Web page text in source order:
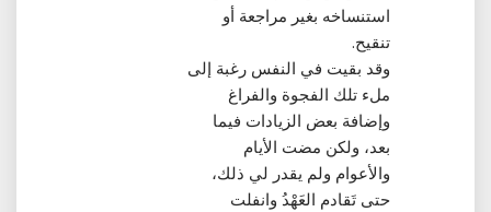
استنساخه بغير مراجعة أو
تنقيح‏.‏
وقد بقيت في النفس رغبة إلى
ملء تلك الفجوة والفراغ
وإضافة بعض الزيادات فيما
بعد، ولكن مضت الأيام
والأعوام ولم يقدر لي ذلك،
حتى تَقادم العَهْدُ وانفلت